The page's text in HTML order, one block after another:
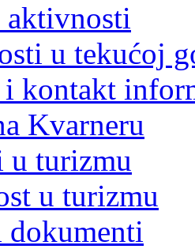
aktivnosti
u tekućoj
i kontakt
Kvarneru
u turizmu
u turizmu
dokumenti